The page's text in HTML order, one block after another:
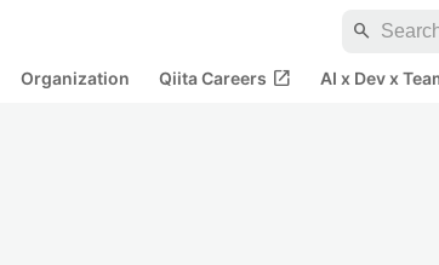
search
Organization Qiita Careers open_in_new AI x Dev x